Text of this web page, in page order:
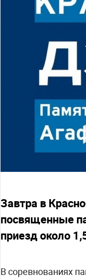
Завтра в
посвященные
приезд около
В соревнованиях